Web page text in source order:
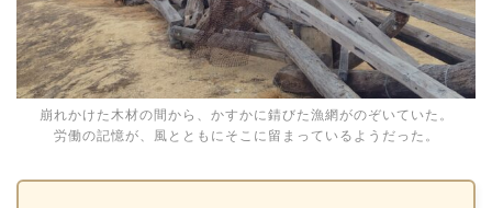
崩れかけた木材の間から、かすかに錆びた漁網がのぞいていた。
労働の記憶が、風とともにそこに留まっているようだった。